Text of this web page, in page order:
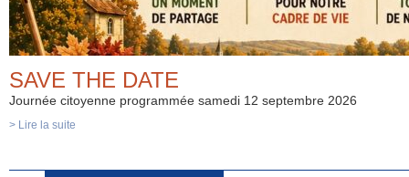
SAVE THE DATE
Journée citoyenne programmée samedi 12 septembre 2026
> Lire la suite